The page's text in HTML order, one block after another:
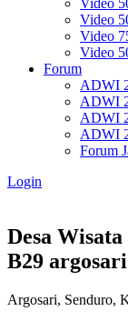
Video
Video
Video
Video
Forum
ADWI
ADWI
ADWI
ADWI
Forum
Login
Desa
B29 argosari
Argosari, Senduro,